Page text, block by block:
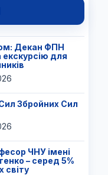
Декан ФПН
для
Збройних Сил
ЧНУ імені
– серед 5%
світу